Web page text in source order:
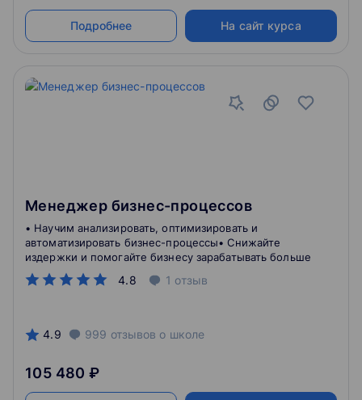
Подробнее На сайт курса
Менеджер бизнес-процессов
4.8 1 отзыв
• Научим анализировать, оптимизировать и
автоматизировать бизнес-процессы• Снижайте
издержки и помогайте бизнесу зарабатывать больше
4.9 999 отзывов о школе
105 480 ₽